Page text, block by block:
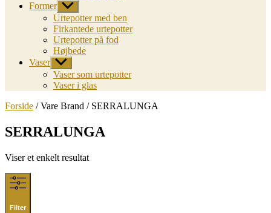
Former Vis
undermenu
Urtepotter med ben
Firkantede urtepotter
Urtepotter på fod
Højbede
Vaser Vis
undermenu
Vaser som urtepotter
Vaser i glas
Forside / Vare Brand / SERRALUNGA
SERRALUNGA
Viser et enkelt resultat
Filter